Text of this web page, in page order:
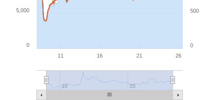
26
11 16 21
20
10
0
500
0
5,000